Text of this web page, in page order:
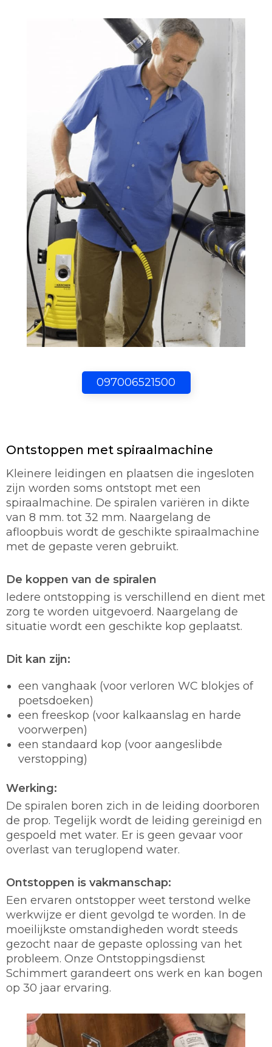
097006521500
Ontstoppen met spiraalmachine
Kleinere leidingen en plaatsen die ingesloten
zijn worden soms ontstopt met een
spiraalmachine. De spiralen variëren in dikte
van 8 mm. tot 32 mm. Naargelang de
afloopbuis wordt de geschikte spiraalmachine
met de gepaste veren gebruikt.
De koppen van de spiralen
Iedere ontstopping is verschillend en dient met
zorg te worden uitgevoerd. Naargelang de
situatie wordt een geschikte kop geplaatst.
Dit kan zijn:
een vanghaak (voor verloren WC blokjes of
poetsdoeken)
een freeskop (voor kalkaanslag en harde
voorwerpen)
een standaard kop (voor aangeslibde
verstopping)
Werking:
De spiralen boren zich in de leiding doorboren
de prop. Tegelijk wordt de leiding gereinigd en
gespoeld met water. Er is geen gevaar voor
overlast van teruglopend water.
Ontstoppen is vakmanschap:
Een ervaren ontstopper weet terstond welke
werkwijze er dient gevolgd te worden. In de
moeilijkste omstandigheden wordt steeds
gezocht naar de gepaste oplossing van het
probleem. Onze Ontstoppingsdienst
Schimmert garandeert ons werk en kan bogen
op 30 jaar ervaring.